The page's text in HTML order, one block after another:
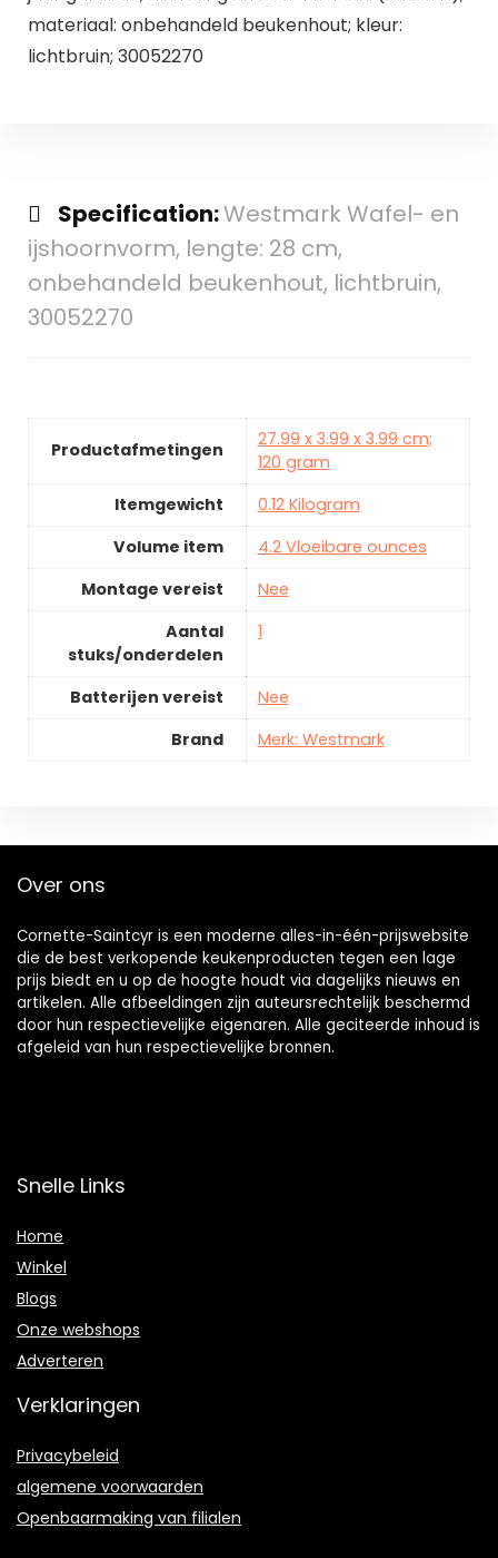
materiaal: onbehandeld beukenhout; kleur:
lichtbruin; 30052270
Specification:Westmark Wafel- en
ijshoornvorm, lengte: 28 cm,
onbehandeld beukenhout, lichtbruin,
30052270
Productafmetingen
27.99 x 3.99 x 3.99 cm;
120 gram
Itemgewicht
0.12 Kilogram
Volume item
4.2 Vloeibare ounces
Montage vereist
Nee
Aantal
stuks/onderdelen
1
Batterijen vereist
Nee
Brand
Merk: Westmark
Over ons
Cornette-Saintcyr is een moderne alles-in-één-prijswebsite
die de best verkopende keukenproducten tegen een lage
prijs biedt en u op de hoogte houdt via dagelijks nieuws en
artikelen. Alle afbeeldingen zijn auteursrechtelijk beschermd
door hun respectievelijke eigenaren. Alle geciteerde inhoud is
afgeleid van hun respectievelijke bronnen.
Snelle Links
Home
Winkel
Blogs
Onze webshops
Adverteren
Verklaringen
Privacybeleid
algemene voorwaarden
Openbaarmaking van filialen